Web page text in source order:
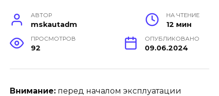
АВТОР
mskautadm
НА ЧТЕНИЕ
12 мин
ПРОСМОТРОВ
92
ОПУБЛИКОВАНО
09.06.2024
Внимание: перед началом эксплуатации